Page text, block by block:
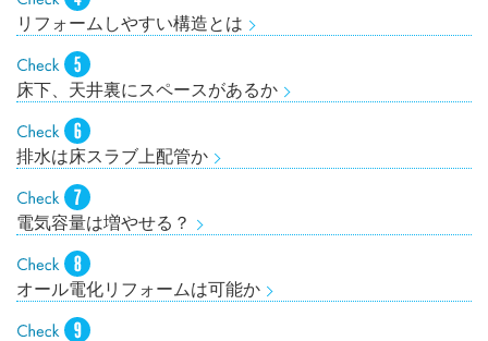
リフォームしやすい構造とは
床下、天井裏にスペースがあるか
排水は床スラブ上配管か
電気容量は増やせる？
オール電化リフォームは可能か